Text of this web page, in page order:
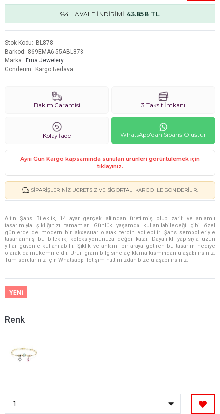
%4 HAVALE İNDİRİMİ 43.858 TL
Stok Kodu
BL878
Barkod
869EMA6.55ABL878
Marka
Ema Jewelery
Gönderim
Kargo Bedava
Bakım Garantisi 3 Taksit İmkanı
Kolay İade WhatsApp'dan Sipariş Oluştur
Aynı Gün Kargo kapsamında sunulan ürünleri görüntülemek için
tıklayınız.
SIPARIŞLERINIZ ÜCRETSIZ VE SIGORTALI KARGO ILE GÖNDERILIR.
Altın Şans Bileklik, 14 ayar gerçek altından üretilmiş olup zarif ve anlamlı
tasarımıyla şıklığınızı tamamlar. Günlük yaşamda kullanılabileceği gibi özel
günlerde de modern bir aksesuar olarak tercih edilebilir. Şans sembolleriyle
tasarlanmış bu bileklik, koleksiyonunuza değer katar. Dayanıklı yapısıyla uzun
yıllar güvenle kullanılabilir. Şıklık ve anlamı bir araya getiren bu tasarım hediye
olarak da mükemmeldir. Ürün gram bilgisine açıklama kısmından ulaşabilirsiniz.
Tüm sorularınız için Whatsapp iletişim hattımızdan bize ulaşabilirsiniz.
Renk